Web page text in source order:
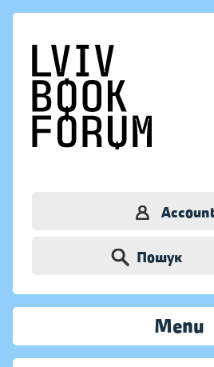
Пошук
Menu